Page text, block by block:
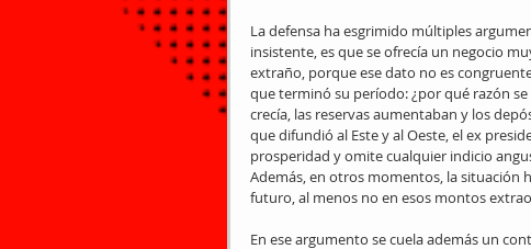
La defensa ha esgrimido múltiples
insistente, es que se ofrecía un negocio
extraño, porque ese dato no es
que terminó su período: ¿por qué razón
crecía, las reservas aumentaban y los
que difundió al Este y al Oeste, el ex
prosperidad y omite cualquier indicio
Además, en otros momentos, la situación
futuro, al menos no en esos montos
En ese argumento se cuela además un